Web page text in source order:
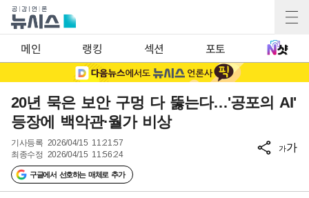
메인 랭킹 섹션 포토
20년 묵은 보안 구멍 다 뚫는다…'공포의 AI'
등장에 백악관·월가 비상
기사등록 2026/04/15 11:21:57
최종수정 2026/04/15 11:56:24
구글에서 선호하는 매체로 추가
가가